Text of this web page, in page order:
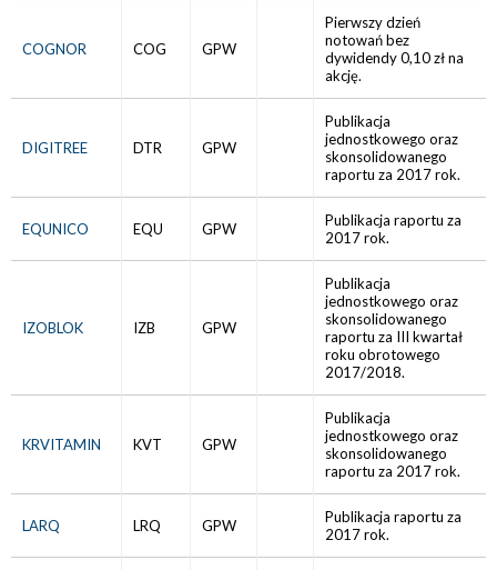
COGNOR COG GPW
Pierwszy dzień
notowań bez
dywidendy 0,10 zł na
akcję.
DIGITREE DTR GPW
Publikacja
jednostkowego oraz
skonsolidowanego
raportu za 2017 rok.
EQUNICO EQU GPW
Publikacja raportu za
2017 rok.
IZOBLOK IZB GPW
Publikacja
jednostkowego oraz
skonsolidowanego
raportu za III kwartał
roku obrotowego
2017/2018.
KRVITAMIN KVT GPW
Publikacja
jednostkowego oraz
skonsolidowanego
raportu za 2017 rok.
LARQ LRQ GPW
Publikacja raportu za
2017 rok.